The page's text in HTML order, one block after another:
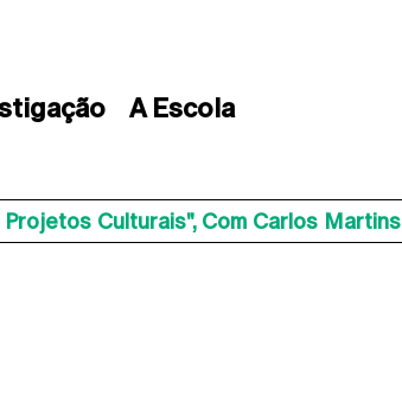
A Escola
Culturais", Com Carlos Martins